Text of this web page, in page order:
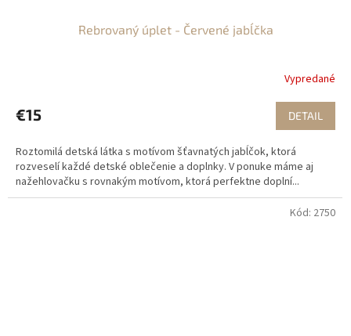
Rebrovaný úplet - Červené jabĺčka
Vypredané
€15 DETAIL
Roztomilá detská látka s motívom šťavnatých jabĺčok, ktorá
rozveselí každé detské oblečenie a doplnky. V ponuke máme aj
nažehlovačku s rovnakým motívom, ktorá perfektne doplní...
Kód: 2750